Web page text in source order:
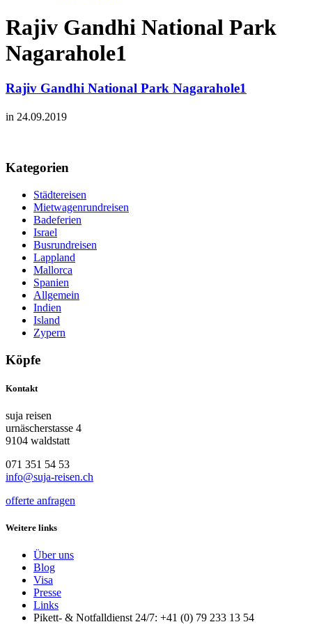
Rajiv Gandhi National Park
Nagarahole1
Rajiv Gandhi National Park Nagarahole1
in 24.09.2019
Kategorien
Städtereisen
Mietwagenrundreisen
Badeferien
Israel
Busrundreisen
Lappland
Mallorca
Spanien
Allgemein
Indien
Island
Zypern
Köpfe
Kontakt
suja reisen
urnäscherstasse 4
9104 waldstatt
071 351 54 53
info@suja-reisen.ch
offerte anfragen
Weitere links
Über uns
Blog
Visa
Presse
Links
Pikett- & Notfalldienst 24/7: +41 (0) 79 233 13 54